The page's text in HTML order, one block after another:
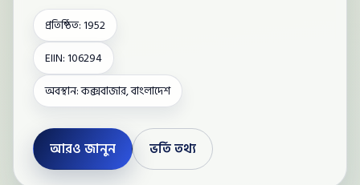
প্রতিষ্ঠিত: 1952
EIIN: 106294
অবস্থান: কক্সবাজার, বাংলাদেশ
আরও জানুন ভর্তি তথ্য